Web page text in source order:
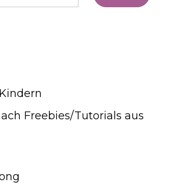
Freebies/Tutorials aus